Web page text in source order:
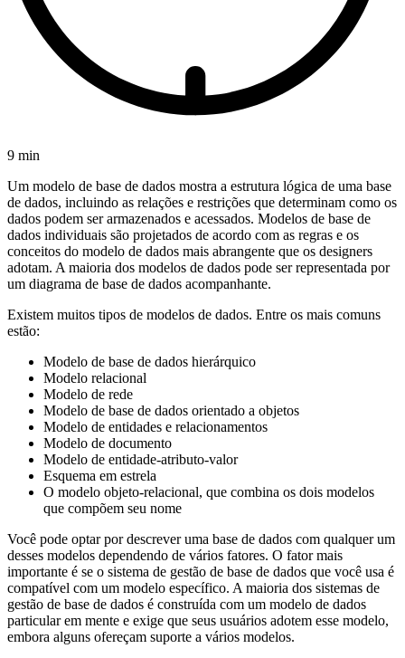
9 min
Um modelo de base de dados mostra a estrutura lógica de uma base
de dados, incluindo as relações e restrições que determinam como os
dados podem ser armazenados e acessados. Modelos de base de
dados individuais são projetados de acordo com as regras e os
conceitos do modelo de dados mais abrangente que os designers
adotam. A maioria dos modelos de dados pode ser representada por
um diagrama de base de dados acompanhante.
Existem muitos tipos de modelos de dados. Entre os mais comuns
estão:
Modelo de base de dados hierárquico
Modelo relacional
Modelo de rede
Modelo de base de dados orientado a objetos
Modelo de entidades e relacionamentos
Modelo de documento
Modelo de entidade-atributo-valor
Esquema em estrela
O modelo objeto-relacional, que combina os dois modelos
que compõem seu nome
Você pode optar por descrever uma base de dados com qualquer um
desses modelos dependendo de vários fatores. O fator mais
importante é se o sistema de gestão de base de dados que você usa é
compatível com um modelo específico. A maioria dos sistemas de
gestão de base de dados é construída com um modelo de dados
particular em mente e exige que seus usuários adotem esse modelo,
embora alguns ofereçam suporte a vários modelos.